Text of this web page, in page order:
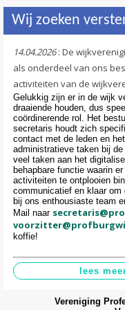
Wij zoeken
14.04.2026: De
als onderdeel van ons
activiteiten van de
Gelukkig zijn er in de wijk
draaiende houden, dus
coördinerende rol. Het
secretaris houdt zich
contact met de leden en
administratieve taken bij
veel taken aan het
behapbare functie waarin
activiteiten te ontplooien
communicatief en klaar
bij ons enthousiaste team
Mail naar
koffie!
Vereniging